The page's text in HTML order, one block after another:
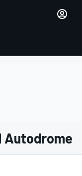
Autodrome